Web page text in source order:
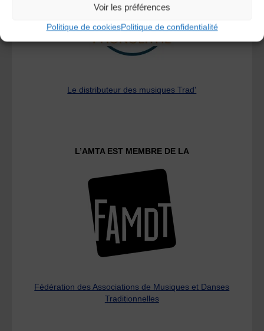
Voir les préférences
Politique de cookiesPolitique de confidentialité
Le distributeur des musiques Trad'
L’AMTA EST MEMBRE DE LA
Fédération des Associations de Musiques et Danses
Traditionnelles